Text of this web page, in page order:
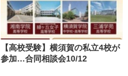
【高校受験】横須賀の私立4校が
参加…合同相談会10/12